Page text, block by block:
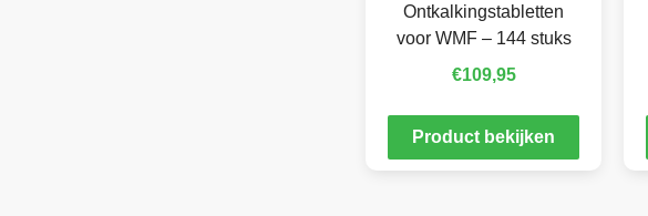
Ontkalkingstabletten
voor WMF – 144 stuks
€109,95
Product bekijken